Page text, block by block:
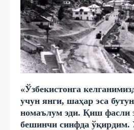
«Ўзбекистонга
учун янги, шаҳар эса
номаълум эди. Қиш фасли
бешинчи синфда ўқирдим.